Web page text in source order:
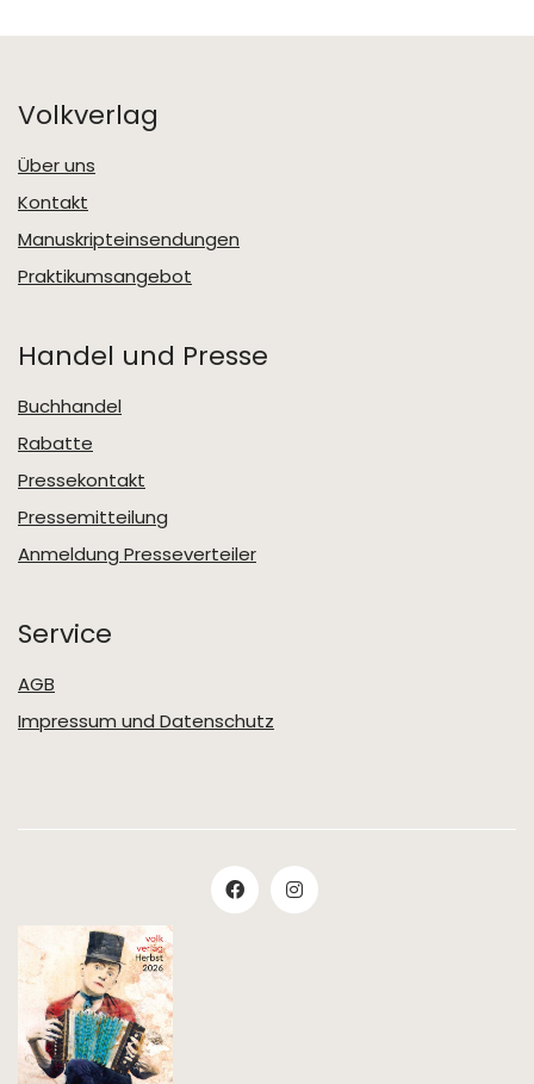
Volkverlag
Über uns
Kontakt
Manuskripteinsendungen
Praktikumsangebot
Handel und Presse
Buchhandel
Rabatte
Pressekontakt
Pressemitteilung
Anmeldung Presseverteiler
Service
AGB
Impressum und Datenschutz